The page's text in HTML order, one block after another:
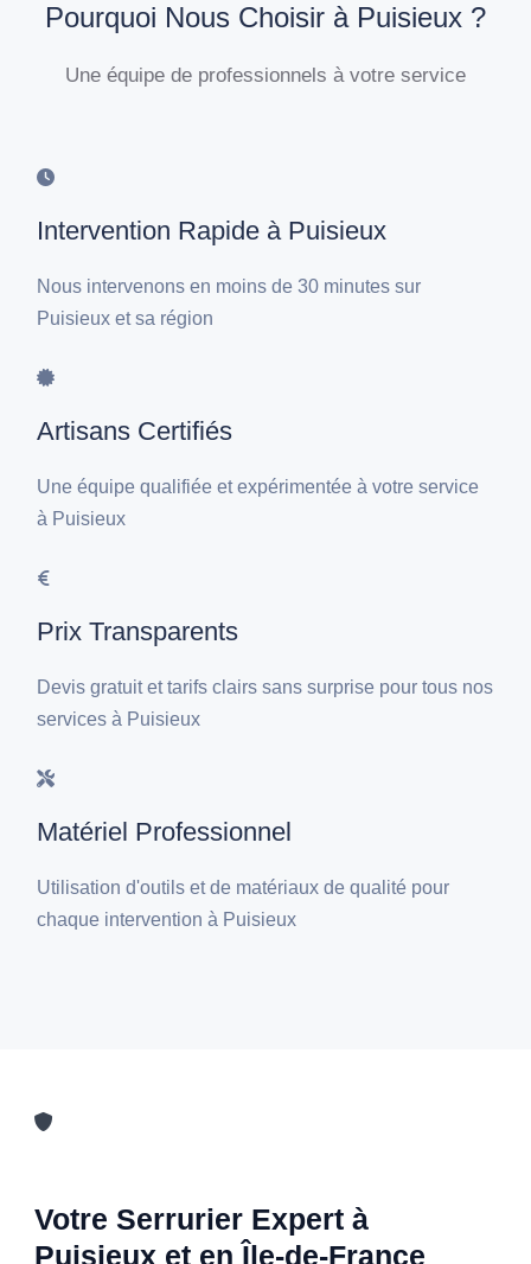
Pourquoi Nous Choisir à Puisieux ?
Une équipe de professionnels à votre service
Intervention Rapide à Puisieux
Nous intervenons en moins de 30 minutes sur
Puisieux et sa région
Artisans Certifiés
Une équipe qualifiée et expérimentée à votre service
à Puisieux
Prix Transparents
Devis gratuit et tarifs clairs sans surprise pour tous nos
services à Puisieux
Matériel Professionnel
Utilisation d'outils et de matériaux de qualité pour
chaque intervention à Puisieux
Votre Serrurier Expert à
Puisieux et en Île-de-France